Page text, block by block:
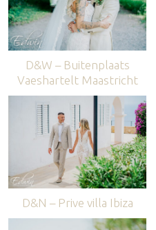
D&W – Buitenplaats
Vaeshartelt Maastricht
D&N – Prive villa Ibiza